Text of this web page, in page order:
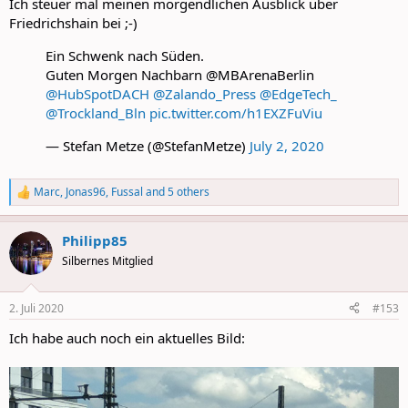
Ich steuer mal meinen morgendlichen Ausblick über
Friedrichshain bei ;-)
Ein Schwenk nach Süden.
Guten Morgen Nachbarn @MBArenaBerlin
@HubSpotDACH @Zalando_Press @EdgeTech_
@Trockland_Bln pic.twitter.com/h1EXZFuViu
— Stefan Metze (@StefanMetze) July 2, 2020
R
e
a
c
t
i
s
Marc, Jonas96, Fussal and 5 others
Philipp85
Silbernes Mitglied
2. Juli 2020 #153
Ich habe auch noch ein aktuelles Bild: